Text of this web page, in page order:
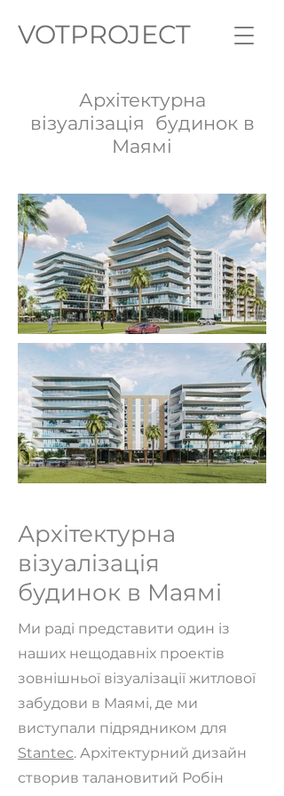
VOTPROJECT
Архітектурна
візуалізація будинок в
Маямі
Архітектурна
візуалізація
будинок в Маямі
Ми раді представити один із
наших нещодавніх проектів
зовнішньої візуалізації житлової
забудови в Маямі, де ми
виступали підрядником для
Stantec. Архітектурний дизайн
створив талановитий Робін